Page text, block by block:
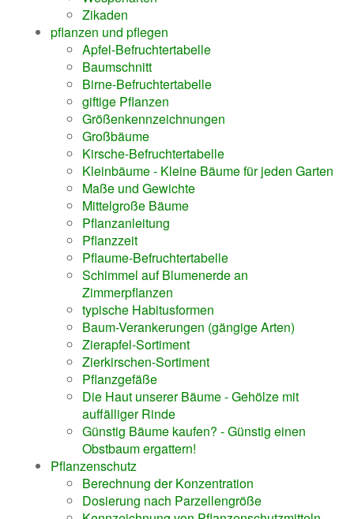
Zikaden
pflanzen und pflegen
Apfel-Befruchtertabelle
Baumschnitt
Birne-Befruchtertabelle
giftige Pflanzen
Größenkennzeichnungen
Großbäume
Kirsche-Befruchtertabelle
Kleinbäume - Kleine Bäume für jeden Garten
Maße und Gewichte
Mittelgroße Bäume
Pflanzanleitung
Pflanzzeit
Pflaume-Befruchtertabelle
Schimmel auf Blumenerde an
Zimmerpflanzen
typische Habitusformen
Baum-Verankerungen (gängige Arten)
Zierapfel-Sortiment
Zierkirschen-Sortiment
Pflanzgefäße
Die Haut unserer Bäume - Gehölze mit
auffälliger Rinde
Günstig Bäume kaufen? - Günstig einen
Obstbaum ergattern!
Pflanzenschutz
Berechnung der Konzentration
Dosierung nach Parzellengröße